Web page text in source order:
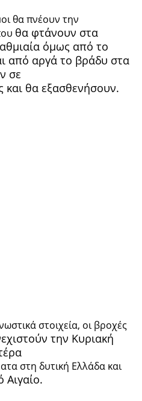
θα πνέουν την
θα φτάνουν στα
όμως από το
από αργά το βράδυ στα
σε
και θα εξασθενήσουν.
στοιχεία, οι βροχές
την Κυριακή
στη δυτική Ελλάδα και
Αιγαίο.